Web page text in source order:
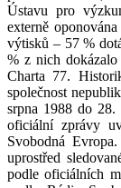
Ústavu pro
externě
výtisků – 57 %
% z nich
Charta 77.
společnost
srpna 1988 do
oficiální zprávy
Svobodná
uprostřed
podle oficiálních